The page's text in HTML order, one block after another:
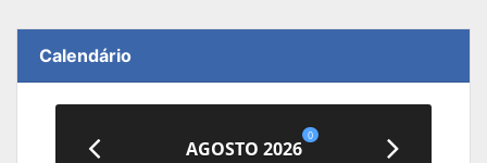
Calendário
AGOSTO 2026
0